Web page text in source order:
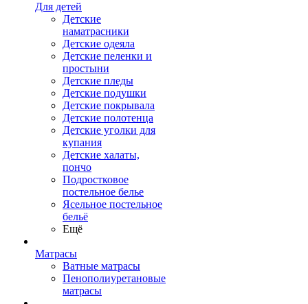
Для детей
Детские
наматрасники
Детские одеяла
Детские пеленки и
простыни
Детские пледы
Детские подушки
Детские покрывала
Детские полотенца
Детские уголки для
купания
Детские халаты,
пончо
Подростковое
постельное белье
Ясельное постельное
бельё
Ещё
Матрасы
Ватные матрасы
Пенополиуретановые
матрасы